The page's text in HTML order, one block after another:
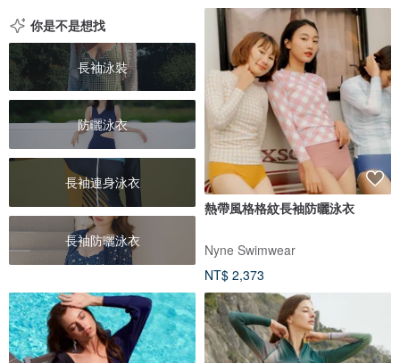
你是不是想找
長袖泳裝
防曬泳衣
長袖連身泳衣
長袖防曬泳衣
熱帶風格格紋長袖防曬泳衣
Nyne Swimwear
NT$ 2,373